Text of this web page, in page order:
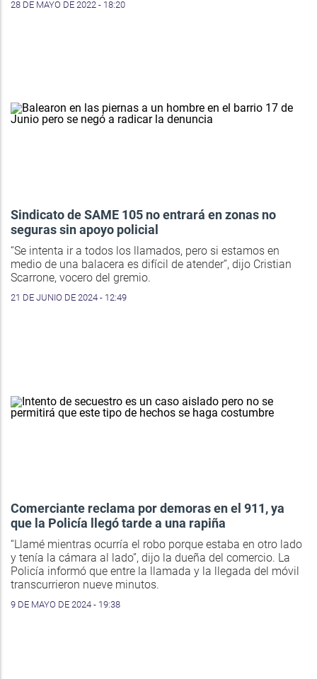
28 DE MAYO DE 2022 - 18:20
Sindicato de SAME 105 no entrará en zonas no
seguras sin apoyo policial
“Se intenta ir a todos los llamados, pero si estamos en
medio de una balacera es difícil de atender”, dijo Cristian
Scarrone, vocero del gremio.
21 DE JUNIO DE 2024 - 12:49
Comerciante reclama por demoras en el 911, ya
que la Policía llegó tarde a una rapiña
“Llamé mientras ocurría el robo porque estaba en otro lado
y tenía la cámara al lado”, dijo la dueña del comercio. La
Policía informó que entre la llamada y la llegada del móvil
transcurrieron nueve minutos.
9 DE MAYO DE 2024 - 19:38